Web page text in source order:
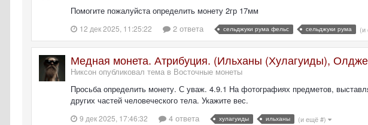
Помогите пожалуйста определить монету 2гр 17мм
12 дек 2025, 11:25:22 2 ответа сельджуки рума фельс сельджуки рума (и
Медная монета. Атрибуция. (Ильханы (Хулагуиды),
Никсон опубликовал тема в Восточные монеты
Просьба определить монету. С уваж. 4.9.1 На фотографиях предметов,
других частей человеческого тела. Укажите вес.
9 дек 2025, 17:46:32 4 ответа хулагуиды ильханы (и ещё #)